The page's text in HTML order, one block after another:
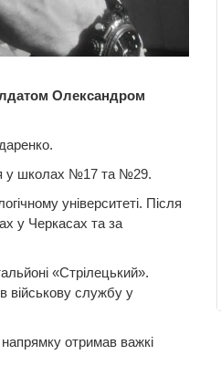
Олександром
у школах №17 та №29.
університеті. Після
у Черкасах та за
«Стрілецький».
військову службу у
отримав важкі